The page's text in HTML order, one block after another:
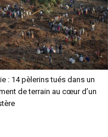
: 14 pèlerins tués dans un
de terrain au cœur d’un